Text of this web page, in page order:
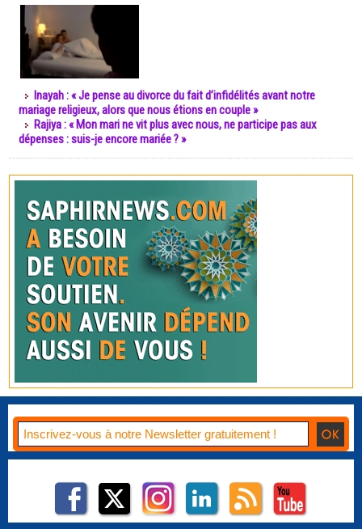
Inayah : « Je pense au divorce du fait d’infidélités avant notre
mariage religieux, alors que nous étions en couple »
Rajiya : « Mon mari ne vit plus avec nous, ne participe pas aux
dépenses : suis-je encore mariée ? »